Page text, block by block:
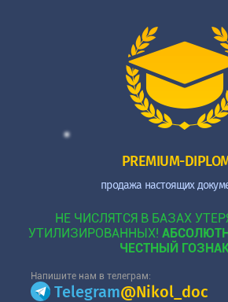
PREMIUM-
продажа настоящих
НЕ ЧИСЛЯТСЯ В БАЗАХ
УТИЛИЗИРОВАННЫХ!
ЧЕСТНЫЙ
Напишите нам в телеграм:
Telegram@Nikol_doc